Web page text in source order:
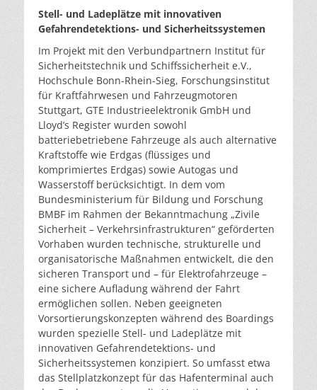
Stell- und Ladeplätze mit innovativen
Gefahrendetektions- und Sicherheitssystemen
Im Projekt mit den Verbundpartnern Institut für
Sicherheitstechnik und Schiffssicherheit e.V.,
Hochschule Bonn-Rhein-Sieg, Forschungsinstitut
für Kraftfahrwesen und Fahrzeugmotoren
Stuttgart, GTE Industrieelektronik GmbH und
Lloyd’s Register wurden sowohl
batteriebetriebene Fahrzeuge als auch alternative
Kraftstoffe wie Erdgas (flüssiges und
komprimiertes Erdgas) sowie Autogas und
Wasserstoff berücksichtigt. In dem vom
Bundesministerium für Bildung und Forschung
BMBF im Rahmen der Bekanntmachung „Zivile
Sicherheit – Verkehrsinfrastrukturen“ geförderten
Vorhaben wurden technische, strukturelle und
organisatorische Maßnahmen entwickelt, die den
sicheren Transport und – für Elektrofahrzeuge –
eine sichere Aufladung während der Fahrt
ermöglichen sollen. Neben geeigneten
Vorsortierungskonzepten während des Boardings
wurden spezielle Stell- und Ladeplätze mit
innovativen Gefahrendetektions- und
Sicherheitssystemen konzipiert. So umfasst etwa
das Stellplatzkonzept für das Hafenterminal auch